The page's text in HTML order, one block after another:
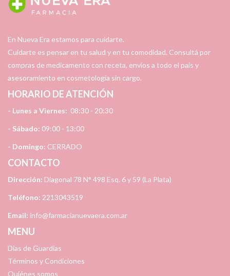
En Nueva Era estamos para cuidarte.
Cuidarte es pensar en tu salud y en tu comodidad. Consultá por
compras de medicamento con receta, envíos a todo el país y
asesoramiento en cosmetología sin cargo.
HORARIO DE ATENCIÓN
- Lunes a Viernes: 08:30 - 20:30
- Sábado: 09:00 - 13:00
- Domingo: CERRADO
CONTACTO
Dirección: Diagonal 78 N° 498 Esq. 6 y 59 (La Plata)
Teléfono: 2213043519
Email: info@farmacianuevaera.com.ar
MENU
Días de Guardias
Términos y Condiciones
Quiénes somos